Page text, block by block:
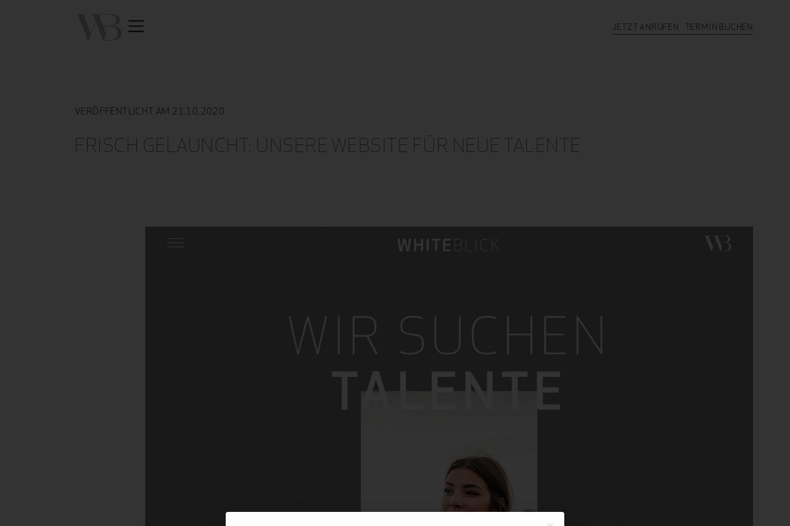
JETZT ANRUFEN TERMIN BUCHEN
VERÖFFENTLICHT AM 21.10.2020
FRISCH GELAUNCHT: UNSERE WEBSITE FÜR NEUE TALENTE